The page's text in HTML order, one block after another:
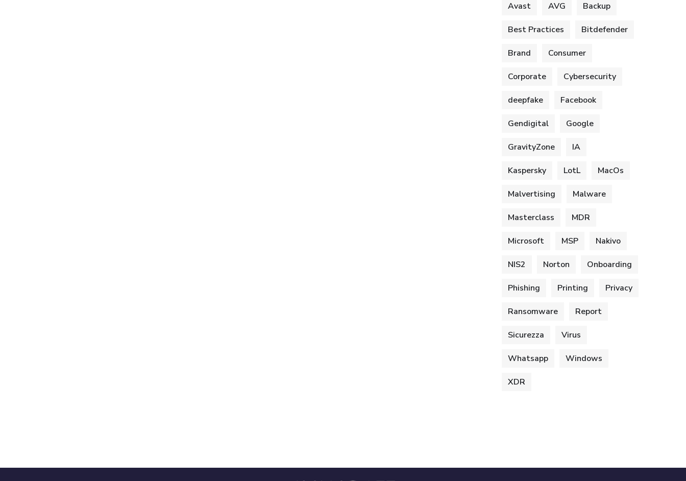
Avast AVG Backup
Best Practices Bitdefender
Brand Consumer
Corporate Cybersecurity
deepfake Facebook
Gendigital Google
GravityZone IA
Kaspersky LotL MacOs
Malvertising Malware
Masterclass MDR
Microsoft MSP Nakivo
NIS2 Norton Onboarding
Phishing Printing Privacy
Ransomware Report
Sicurezza Virus
Whatsapp Windows
XDR